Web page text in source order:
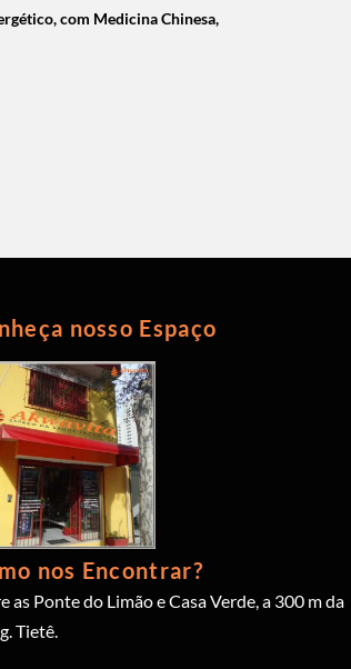
com Medicina Chinesa,
nosso Espaço
nos Encontrar?
as Ponte do Limão e Casa Verde, a 300 m da
Tietê.